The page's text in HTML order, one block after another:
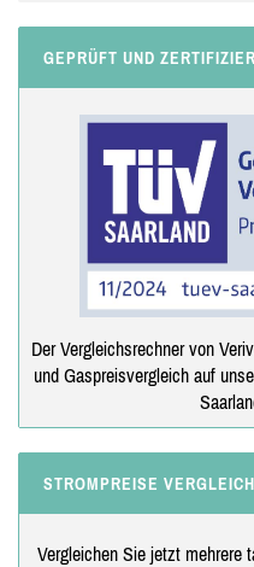
GEPRÜFT UND
Der Vergleichsrechner von
und Gaspreisvergleich auf
STROMPREISE
Vergleichen Sie jetzt mehrere